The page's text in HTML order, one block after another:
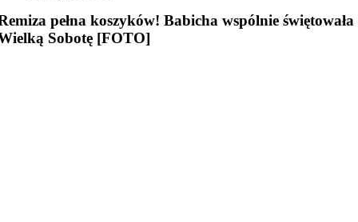
pełna koszyków! Babicha wspólnie świętowała
Sobotę [FOTO]